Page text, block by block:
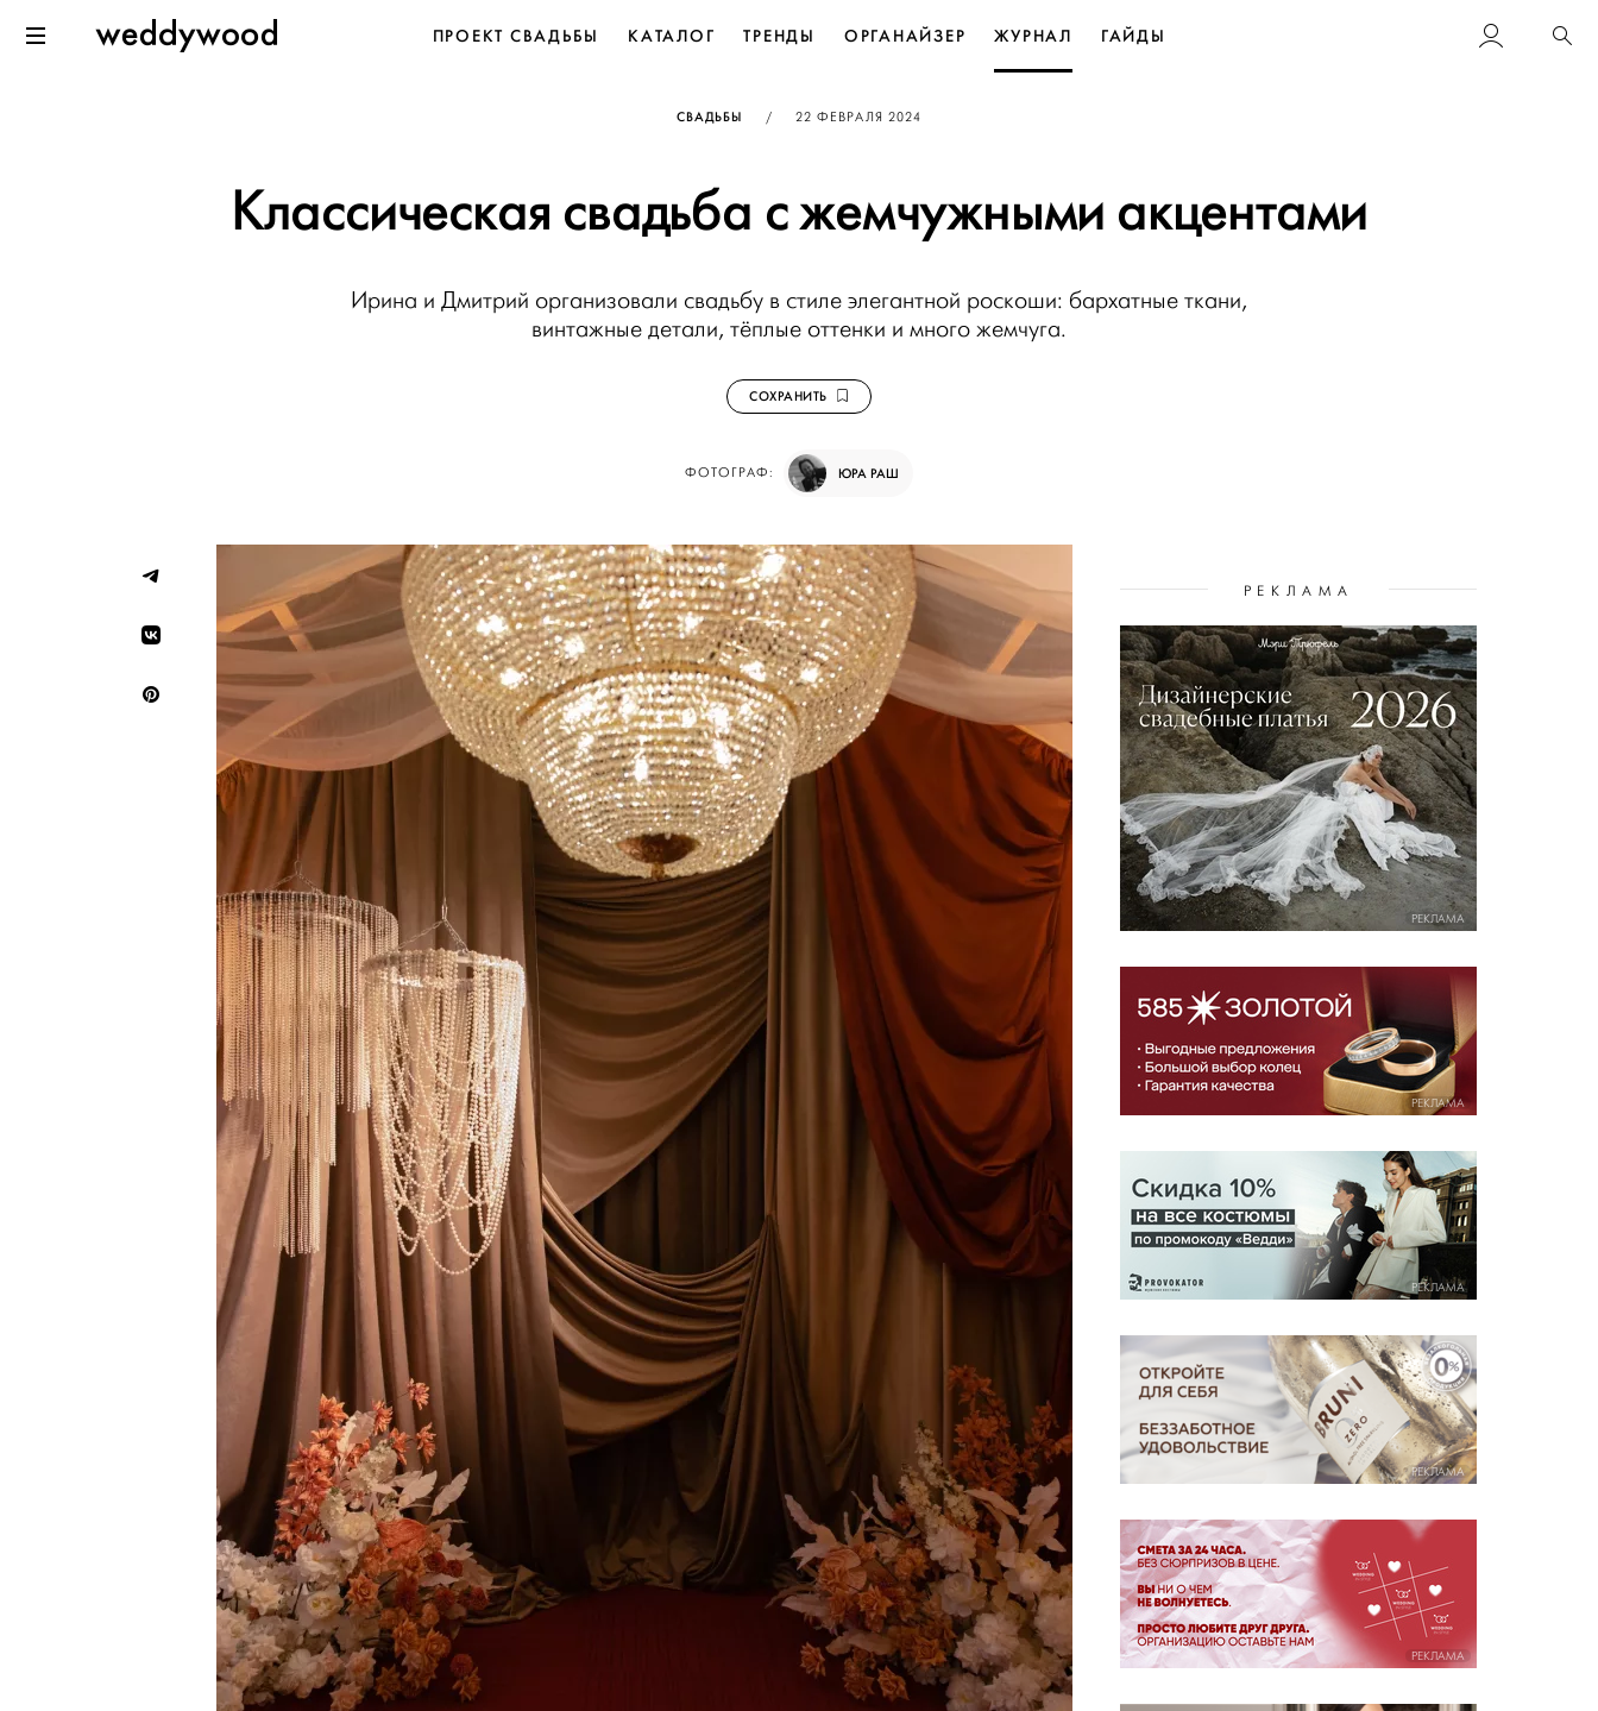
к содержанию
WeddywoodПРОЕКТ СВАДЬБЫ КАТАЛОГ ТРЕНДЫ ОРГАНАЙЗЕР ЖУРНАЛ ГАЙДЫ
СВАДЬБЫ / ОПУБЛИКОВАНО
22 ФЕВРАЛЯ 2024
Классическая свадьба с жемчужными акцентами
Ирина и Дмитрий организовали свадьбу в стиле элегантной роскоши: бархатные ткани,
винтажные детали, тёплые оттенки и много жемчуга.
СОХРАНИТЬ
ФОТОГРАФ: ЮРА РАШ
РЕКЛАМА
РЕКЛАМА
РЕКЛАМА
РЕКЛАМА
РЕКЛАМА
РЕКЛАМА